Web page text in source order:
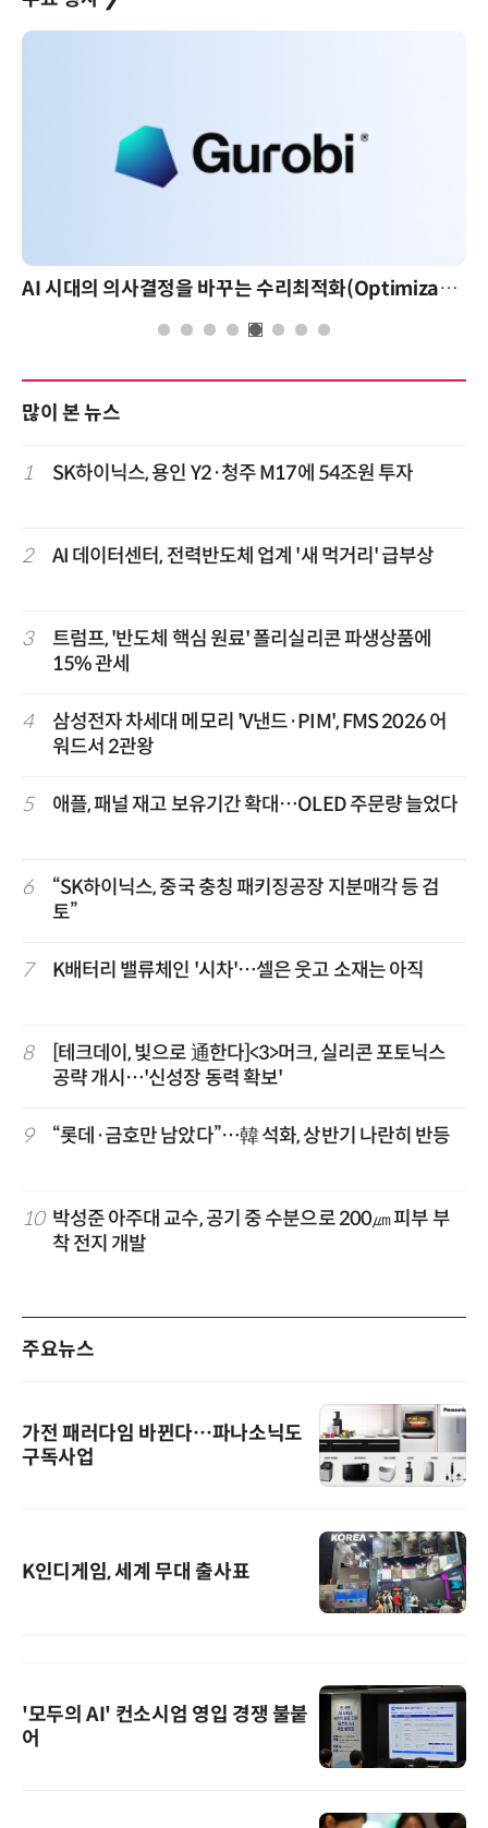
AI 시대의 의사결정을 바꾸는 수리최적화(Optimization): 실제 산업 적용 사례와 활용 전략
많이 본 뉴스
1 SK하이닉스, 용인 Y2·청주 M17에 54조원 투자
2 AI 데이터센터, 전력반도체 업계 '새 먹거리' 급부상
3
트럼프, '반도체 핵심 원료' 폴리실리콘 파생상품에
15% 관세
4
삼성전자 차세대 메모리 'V낸드·PIM', FMS 2026 어
워드서 2관왕
5 애플, 패널 재고 보유기간 확대…OLED 주문량 늘었다
6
“SK하이닉스, 중국 충칭 패키징공장 지분매각 등 검
토”
7 K배터리 밸류체인 '시차'…셀은 웃고 소재는 아직
8
[테크데이, 빛으로 通한다]<3>머크, 실리콘 포토닉스
공략 개시…'신성장 동력 확보'
9 “롯데·금호만 남았다”…韓 석화, 상반기 나란히 반등
10 박성준 아주대 교수, 공기 중 수분으로 200㎛ 피부 부
착 전지 개발
주요뉴스
가전 패러다임 바뀐다…파나소닉도
구독사업
K인디게임, 세계 무대 출사표
'모두의 AI' 컨소시엄 영입 경쟁 불붙
어